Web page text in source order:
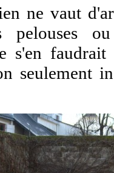
ne vaut
s'en faudrait
seulement